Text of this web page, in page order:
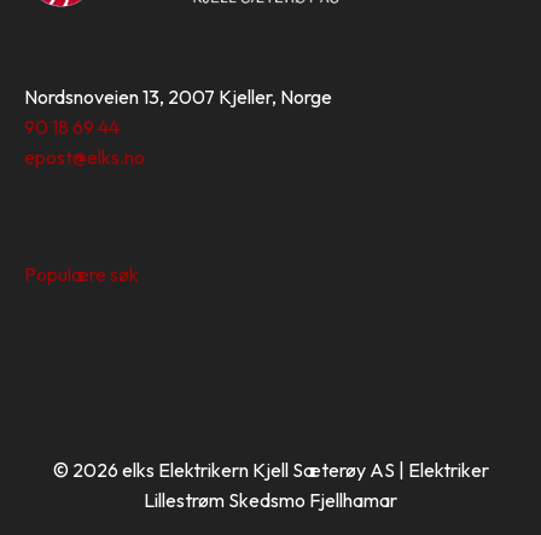
Nordsnoveien 13, 2007 Kjeller, Norge
90 18 69 44
epost@elks.no
Populære søk
© 2026 elks Elektrikern Kjell Sæterøy AS | Elektriker
Lillestrøm Skedsmo Fjellhamar